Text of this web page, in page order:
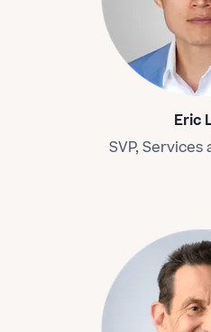
Eric
SVP,